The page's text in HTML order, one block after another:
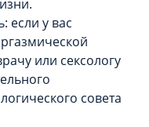
если у вас
или сексологу
совета